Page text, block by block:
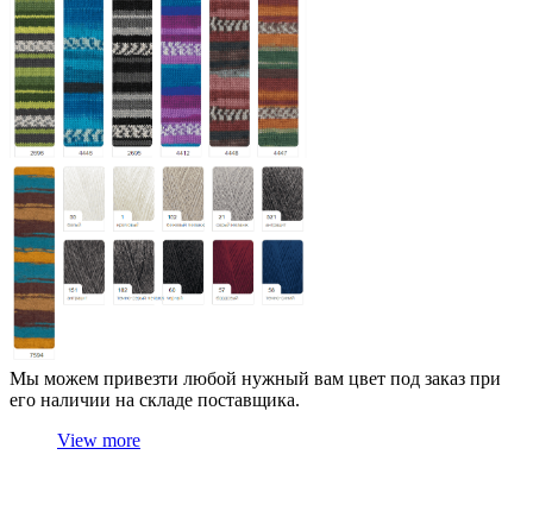
Мы можем привезти любой нужный вам цвет под заказ при
его наличии на складе поставщика.
View more